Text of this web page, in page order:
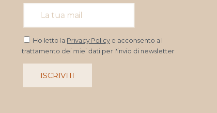
Ho letto la Privacy Policy e acconsento al
trattamento dei miei dati per l'invio di newsletter